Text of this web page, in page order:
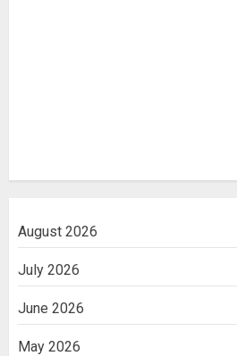
August 2026
July 2026
June 2026
May 2026